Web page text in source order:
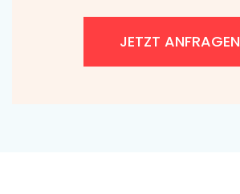
JETZT ANFRAGEN